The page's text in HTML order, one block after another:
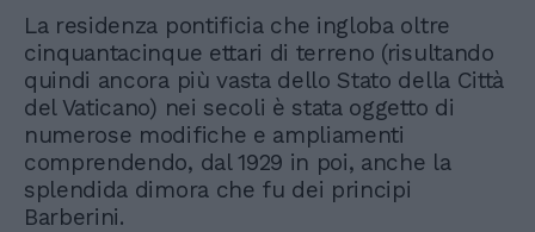
La residenza pontificia che ingloba oltre
cinquantacinque ettari di terreno (risultando
quindi ancora più vasta dello Stato della Città
del Vaticano) nei secoli è stata oggetto di
numerose modifiche e ampliamenti
comprendendo, dal 1929 in poi, anche la
splendida dimora che fu dei principi
Barberini.